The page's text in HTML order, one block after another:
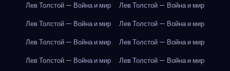
Лев Толстой — Война и мир
Лев Толстой — Война и мир
Лев Толстой — Война и мир
Лев Толстой — Война и мир
Лев Толстой — Война и мир
Лев Толстой — Война и мир
Лев Толстой — Война и мир
Лев Толстой — Война и мир